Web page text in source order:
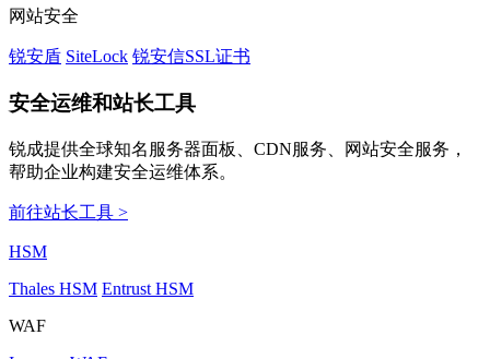
网站安全
锐安盾 SiteLock 锐安信SSL证书
安全运维和站长工具
锐成提供全球知名服务器面板、CDN服务、网站安全服务，
帮助企业构建安全运维体系。
前往站长工具 >
HSM
Thales HSM Entrust HSM
WAF